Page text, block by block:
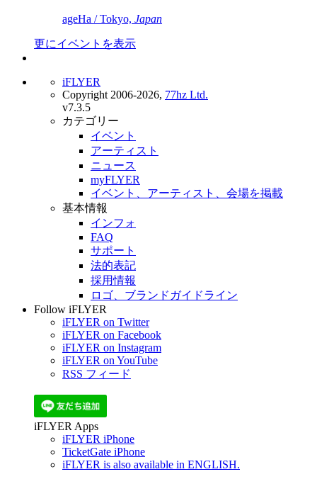
ageHa / Tokyo, Japan
更にイベントを表示
iFLYER
Copyright 2006-2026, 77hz Ltd.
v7.3.5
カテゴリー
イベント
アーティスト
ニュース
myFLYER
イベント、アーティスト、会場を掲載
基本情報
インフォ
FAQ
サポート
法的表記
採用情報
ロゴ、ブランドガイドライン
Follow iFLYER
iFLYER on Twitter
iFLYER on Facebook
iFLYER on Instagram
iFLYER on YouTube
RSS フィード
iFLYER Apps
iFLYER iPhone
TicketGate iPhone
iFLYER is also available in ENGLISH.